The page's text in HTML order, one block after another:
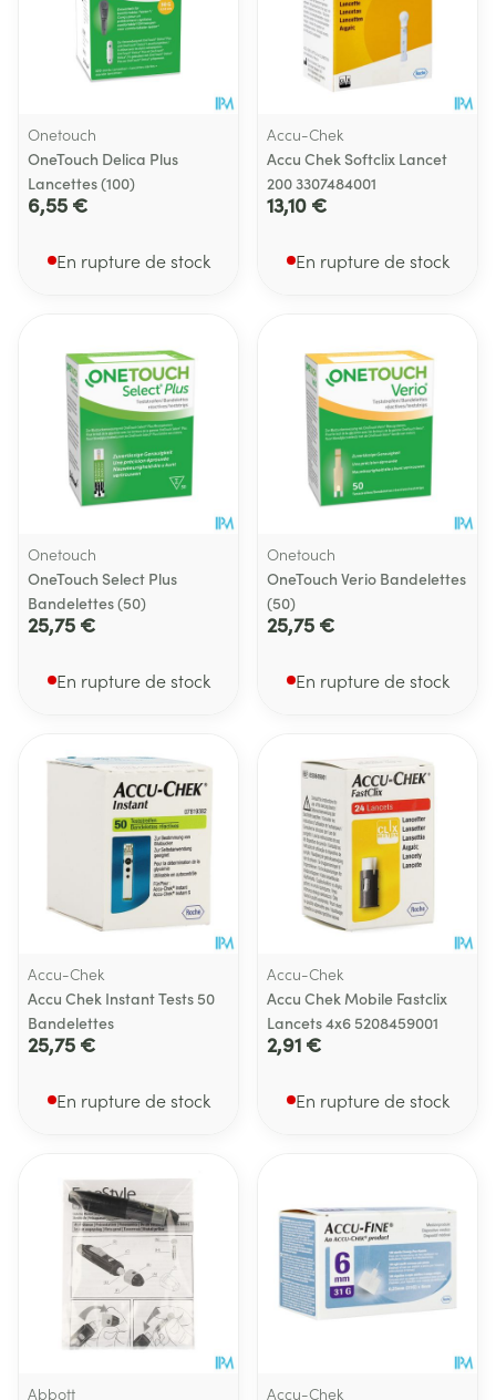
Onetouch
OneTouch Delica Plus
Lancettes (100)
6,55 €
En rupture de stock
Accu-Chek
Accu Chek Softclix Lancet
200 3307484001
13,10 €
En rupture de stock
Onetouch
OneTouch Select Plus
Bandelettes (50)
25,75 €
En rupture de stock
Onetouch
OneTouch Verio Bandelettes
(50)
25,75 €
En rupture de stock
Accu-Chek
Accu Chek Instant Tests 50
Bandelettes
25,75 €
En rupture de stock
Accu-Chek
Accu Chek Mobile Fastclix
Lancets 4x6 5208459001
2,91 €
En rupture de stock
Abbott Accu-Chek